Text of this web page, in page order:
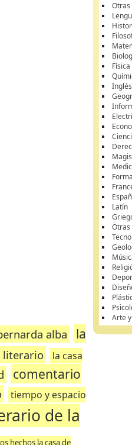
alba
la
literario
la casa
comentario
tiempo y espacio
de la
hechos la casa de
Física
Inglés
Latín
Arte